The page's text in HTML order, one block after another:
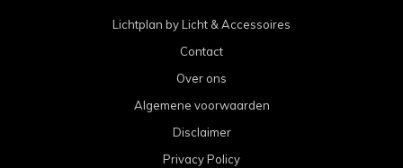
Lichtplan by Licht & Accessoires
Contact
Over ons
Algemene voorwaarden
Disclaimer
Privacy Policy